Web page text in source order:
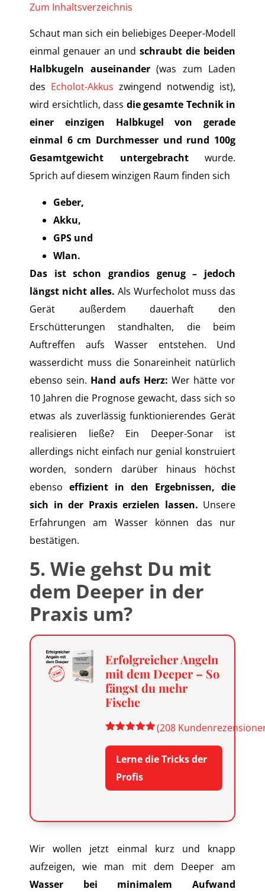
Zum Inhaltsverzeichnis
Schaut man sich ein beliebiges Deeper-Modell
einmal genauer an undschraubt die beiden
Halbkugeln auseinander (was zum Laden
des Echolot-Akkus zwingend notwendig ist),
wird ersichtlich, dass die gesamte Technik in
einer einzigen Halbkugel von gerade
einmal 6 cm Durchmesser und rund 100g
Gesamtgewicht untergebrachtwurde.
Sprich auf diesem winzigen Raum finden sich
Geber,
Akku,
GPS und
Wlan.
Das ist schon grandios genug – jedoch
längst nicht alles. Als Wurfecholot muss das
Gerät außerdem dauerhaft den
Erschütterungen standhalten, die beim
Auftreffen aufs Wasser entstehen. Und
wasserdicht muss die Sonareinheit natürlich
ebenso sein. Hand aufs Herz: Wer hätte vor
10 Jahren die Prognose gewacht, dass sich so
etwas als zuverlässig funktionierendes Gerät
realisieren ließe? Ein Deeper-Sonar ist
allerdings nicht einfach nur genial konstruiert
worden, sondern darüber hinaus höchst
ebenso effizient in den Ergebnissen, die
sich in der Praxis erzielen lassen. Unsere
Erfahrungen am Wasser können das nur
bestätigen.
5. Wie gehst Du mit
dem Deeper in der
Praxis um?
Erfolgreicher Angeln
mit dem Deeper – So
fängst du mehr
Fische
mit
von 5,
Kundenbewertungen
(208
Lerne die Tricks der
Profis
Wir wollen jetzt einmal kurz und knapp
aufzeigen, wie man mit dem Deeper am
Wasser bei minimalem Aufwand